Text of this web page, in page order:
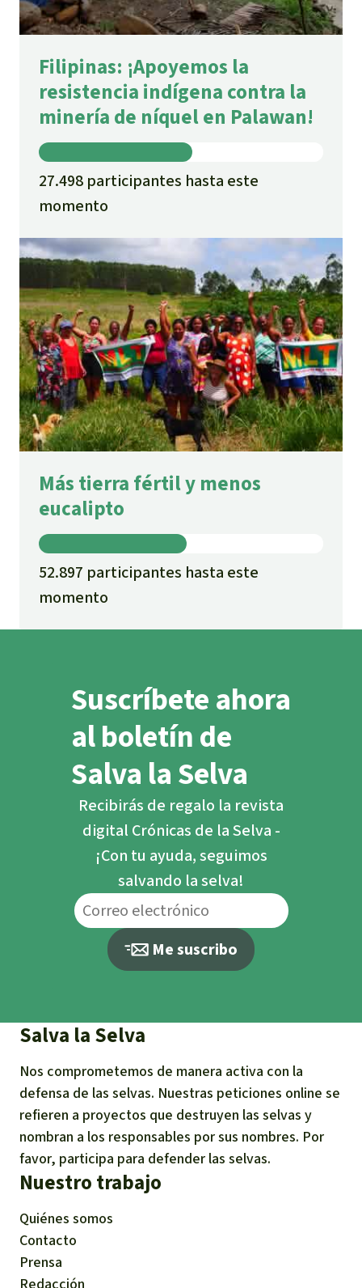
Filipinas: ¡Apoyemos la
resistencia indígena contra la
minería de níquel en Palawan!
27.498 participantes hasta este
momento
Más tierra fértil y menos
eucalipto
52.897 participantes hasta este
momento
Suscríbete ahora
al boletín de
Salva la Selva
Recibirás de regalo la revista
digital Crónicas de la Selva -
¡Con tu ayuda, seguimos
salvando la selva!
Me suscribo
Salva la Selva
Nos comprometemos de manera activa con la
defensa de las selvas. Nuestras peticiones online se
refieren a proyectos que destruyen las selvas y
nombran a los responsables por sus nombres. Por
favor, participa para defender las selvas.
Nuestro trabajo
Quiénes somos
Contacto
Prensa
Redacción